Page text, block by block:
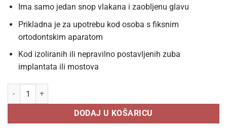
Ima samo jedan snop vlakana i zaobljenu glavu
Prikladna je za upotrebu kod osoba s fiksnim
ortodontskim aparatom
Kod izoliranih ili nepravilno postavljenih zuba
implantata ili mostova
CURAPROX CS 1009 - single četkica za zube a 1, Za čišćenje
DODAJ U KOŠARICU